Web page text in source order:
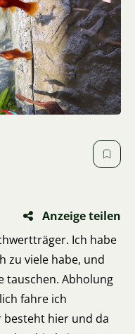
Anzeige teilen
Ich habe
zu viele habe, und
tauschen. Abholung
fahre ich
besteht hier und da